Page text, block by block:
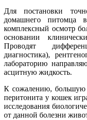
Для постановки
домашнего питомца
комплексный осмотр
основании
Проводят
диагностика),
лабораторию
асцитную жидкость.
К сожалению, большую
перитонита у кошек
исследования
от данной болезни